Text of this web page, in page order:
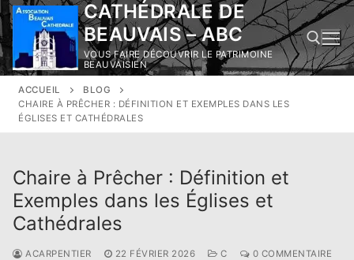
Aller
au
contenu
CATHÉDRALE DE
BEAUVAIS – ABC
VOUS FAIRE DÉCOUVRIR LE PATRIMOINE
BEAUVAISIEN
Rechercher :
ACCUEIL
BLOG
CHAIRE À PRÊCHER : DÉFINITION ET EXEMPLES DANS LES
ÉGLISES ET CATHÉDRALES
Chaire à Prêcher : Définition et
Exemples dans les Églises et
Cathédrales
ACARPENTIER 22 FÉVRIER 2026 C 0 COMMENTAIRE